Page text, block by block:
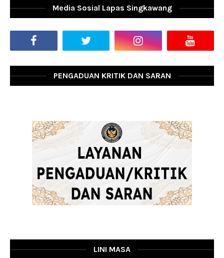
Media Sosial Lapas Singkawang
PENGADUAN KRITIK DAN SARAN
LINI MASA